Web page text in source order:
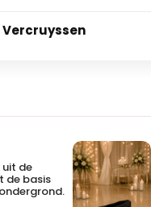
uit de
de basis